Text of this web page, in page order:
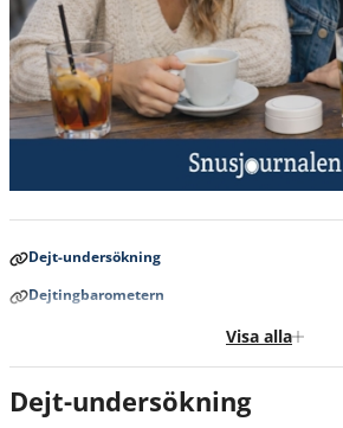
Dejt-undersökning
Dejtingbarometern
Hur påverkar snus en relation eller dejting?
Sammanfattning
Visa alla
Dejt-undersökning